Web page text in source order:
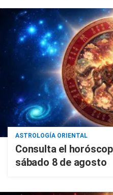
ASTROLOGÍA ORIENTAL
Consulta el
sábado 8 de agosto